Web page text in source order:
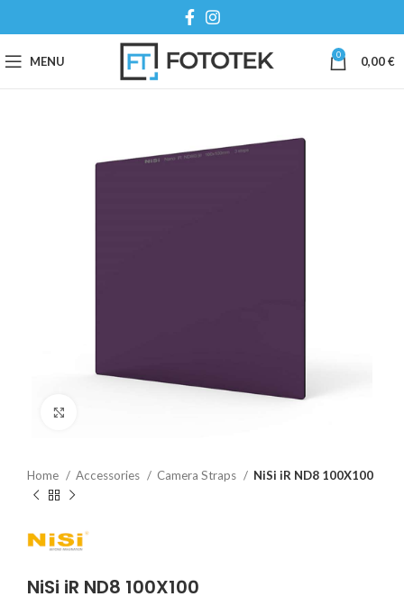
MENU 0 0,00€
Home Accessories Camera Straps NiSi iR ND8 100X100
NiSi iR ND8 100X100